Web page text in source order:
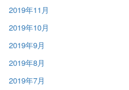
2019年11月
2019年10月
2019年9月
2019年8月
2019年7月